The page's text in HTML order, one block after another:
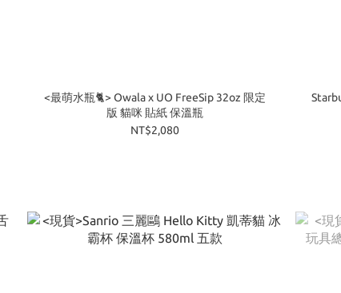
<最萌水瓶🐈> Owala x UO FreeSip 32oz 限定
版 貓咪 貼紙 保溫瓶
NT$2,080